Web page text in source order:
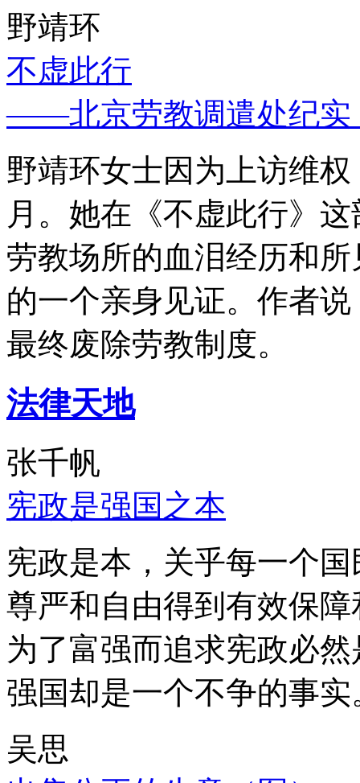
野靖环
不虚此行
——北京劳教调遣处纪实
野靖环女士因为上访维
月。她在《不虚此行》
劳教场所的血泪经历和
的一个亲身见证。作者
最终废除劳教制度。
法律天地
张千帆
宪政是强国之本
宪政是本，关乎每一个
尊严和自由得到有效保
为了富强而追求宪政必
强国却是一个不争的事实
吴思